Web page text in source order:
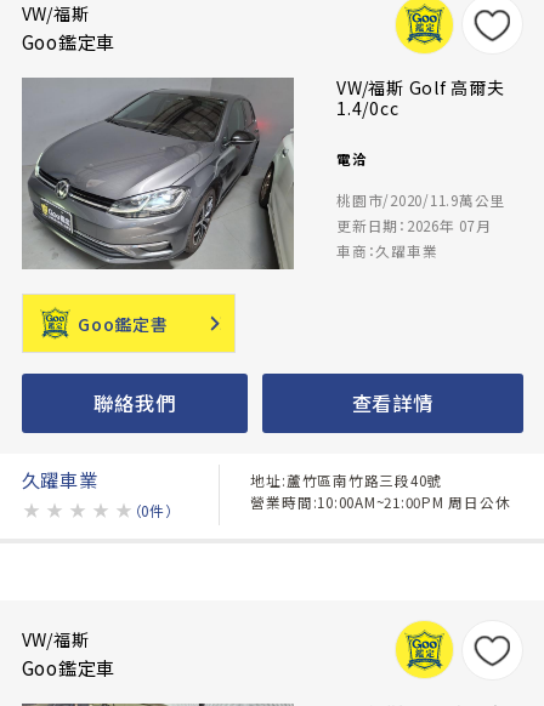
VW/福斯
Goo鑑定車
VW/福斯 Golf 高爾夫
1.4/0cc
電洽
桃園市/2020/11.9萬公里
更新日期：2026年 07月
車商：久躍車業
Goo鑑定書
聯絡我們 查看詳情
久躍車業
★ ★ ★ ★ ★ （0件）
地址:蘆竹區南竹路三段40號
營業時間:10:00AM~21:00PM 周日公休
VW/福斯
Goo鑑定車